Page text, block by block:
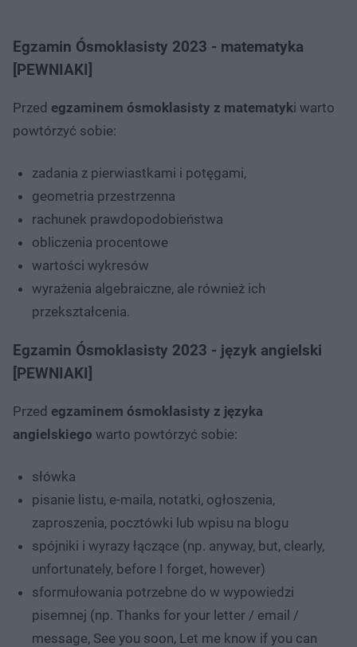
Egzamin Ósmoklasisty 2023 - matematyka
[PEWNIAKI]
Przed egzaminem ósmoklasisty z matematyki warto
powtórzyć sobie:
zadania z pierwiastkami i potęgami,
geometria przestrzenna
rachunek prawdopodobieństwa
obliczenia procentowe
wartości wykresów
wyrażenia algebraiczne, ale również ich
przekształcenia.
Egzamin Ósmoklasisty 2023 - język angielski
[PEWNIAKI]
Przed egzaminem ósmoklasisty z języka
angielskiego warto powtórzyć sobie:
słówka
pisanie listu, e-maila, notatki, ogłoszenia,
zaproszenia, pocztówki lub wpisu na blogu
spójniki i wyrazy łączące (np. anyway, but, clearly,
unfortunately, before I forget, however)
sformułowania potrzebne do w wypowiedzi
pisemnej (np. Thanks for your letter / email /
message, See you soon, Let me know if you can